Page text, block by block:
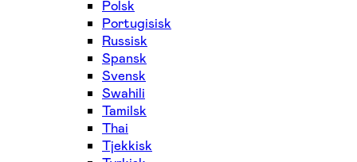
Polsk
Portugisisk
Russisk
Spansk
Svensk
Swahili
Tamilsk
Thai
Tjekkisk